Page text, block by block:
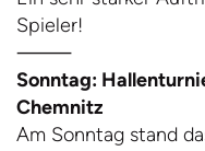
Spieler!
⸻
Sonntag:
Chemnitz
Am Sonntag stand